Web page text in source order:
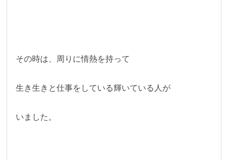
その時は、周りに情熱を持って
生き生きと仕事をしている輝いている人が
いました。